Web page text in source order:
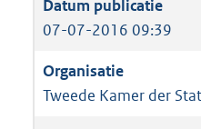
07-07-2016 09:39
Tweede Kamer der